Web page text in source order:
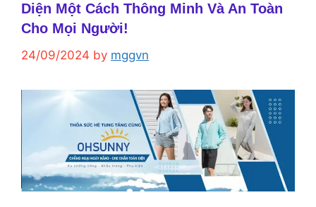
Diện Một Cách Thông Minh Và An Toàn
Cho Mọi Người!
24/09/2024 by mggvn